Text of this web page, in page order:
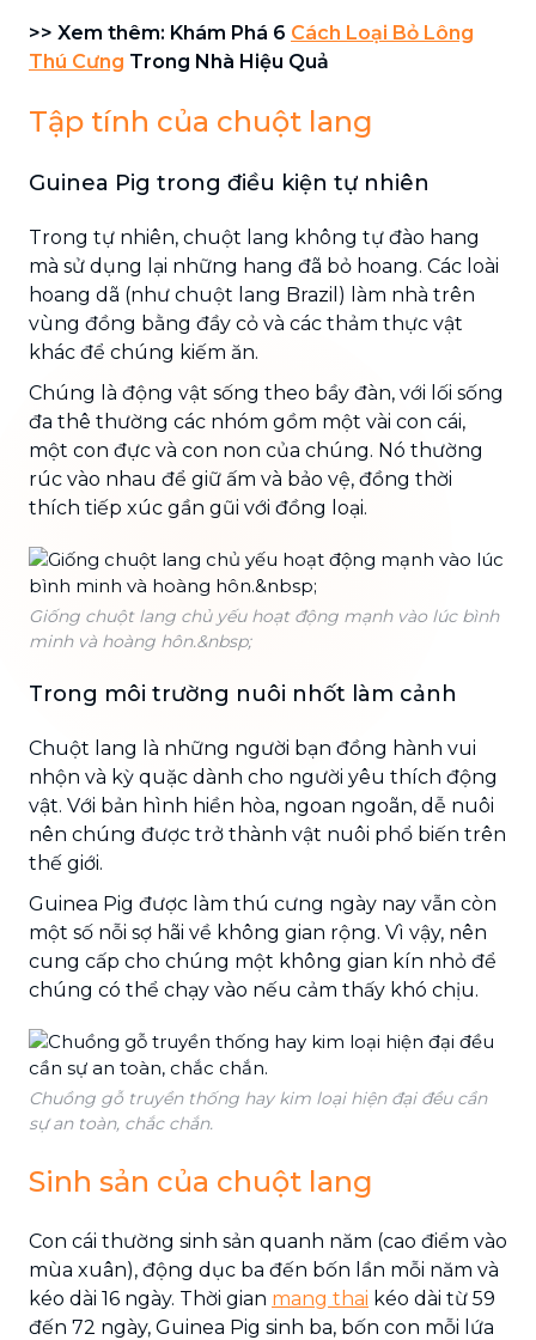
>> Xem thêm: Khám Phá 6 Cách Loại Bỏ Lông
Thú Cưng Trong Nhà Hiệu Quả
Tập tính của chuột lang
Guinea Pig trong điều kiện tự nhiên
Trong tự nhiên, chuột lang không tự đào hang
mà sử dụng lại những hang đã bỏ hoang. Các loài
hoang dã (như chuột lang Brazil) làm nhà trên
vùng đồng bằng đầy cỏ và các thảm thực vật
khác để chúng kiếm ăn.
Chúng là động vật sống theo bầy đàn, với lối sống
đa thê thường các nhóm gồm một vài con cái,
một con đực và con non của chúng. Nó thường
rúc vào nhau để giữ ấm và bảo vệ, đồng thời
thích tiếp xúc gần gũi với đồng loại.
Giống chuột lang chủ yếu hoạt động mạnh vào lúc bình
minh và hoàng hôn.&nbsp;
Trong môi trường nuôi nhốt làm cảnh
Chuột lang là những người bạn đồng hành vui
nhộn và kỳ quặc dành cho người yêu thích động
vật. Với bản hình hiền hòa, ngoan ngoãn, dễ nuôi
nên chúng được trở thành vật nuôi phổ biến trên
thế giới.
Guinea Pig được làm thú cưng ngày nay vẫn còn
một số nỗi sợ hãi về không gian rộng. Vì vậy, nên
cung cấp cho chúng một không gian kín nhỏ để
chúng có thể chạy vào nếu cảm thấy khó chịu.
Chuồng gỗ truyền thống hay kim loại hiện đại đều cần
sự an toàn, chắc chắn.
Sinh sản của chuột lang
Con cái thường sinh sản quanh năm (cao điểm vào
mùa xuân), động dục ba đến bốn lần mỗi năm và
kéo dài 16 ngày. Thời gian mang thai kéo dài từ 59
đến 72 ngày, Guinea Pig sinh ba, bốn con mỗi lứa